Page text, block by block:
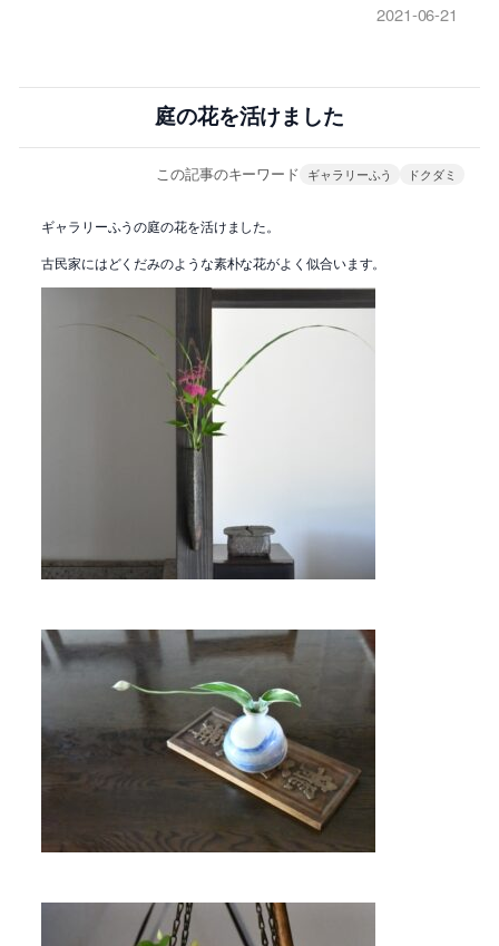
2021-06-21
庭の花を活けました
この記事のキーワード ギャラリーふう ドクダミ
ギャラリーふうの庭の花を活けました。
古民家にはどくだみのような素朴な花がよく似合います。